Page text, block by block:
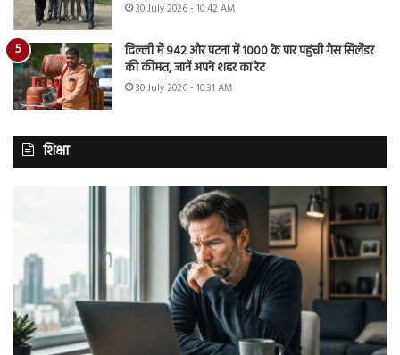
30 July 2026 - 10:42 AM
दिल्ली में 942 और पटना में 1000 के पार पहुंची गैस सिलेंडर
की कीमत, जानें अपने शहर का रेट
30 July 2026 - 10:31 AM
शिक्षा